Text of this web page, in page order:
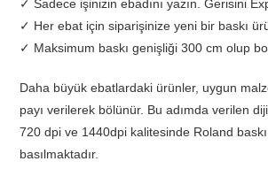
✓ Sadece işinizin ebadını yazın. Gerisini
✓ Her ebat için siparişinize yeni bir baskı
✓ Maksimum baskı genişliği 300 cm olup
Daha büyük ebatlardaki ürünler, uygun
payı verilerek bölünür. Bu adımda verilen
720 dpi ve 1440dpi kalitesinde Roland
basılmaktadır.